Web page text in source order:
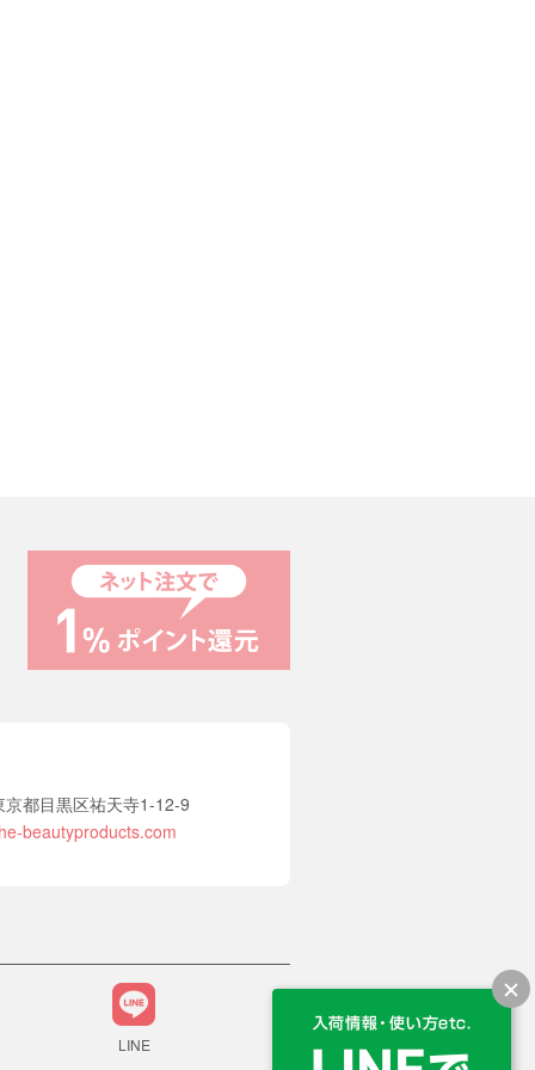
都目黒区祐天寺1-12-9
beautyproducts.com
LINE